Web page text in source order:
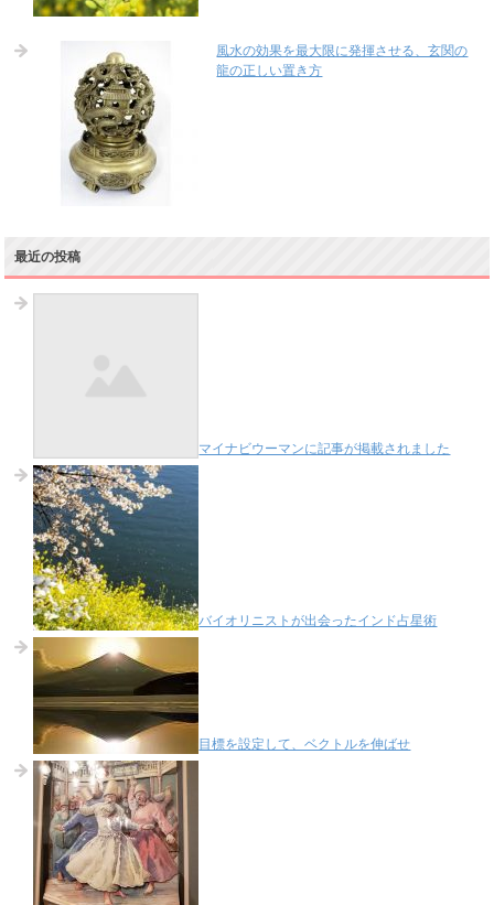
風水の効果を最大限に発揮させる、玄関の
龍の正しい置き方
最近の投稿
マイナビウーマンに記事が掲載されました
バイオリニストが出会ったインド占星術
目標を設定して、ベクトルを伸ばせ